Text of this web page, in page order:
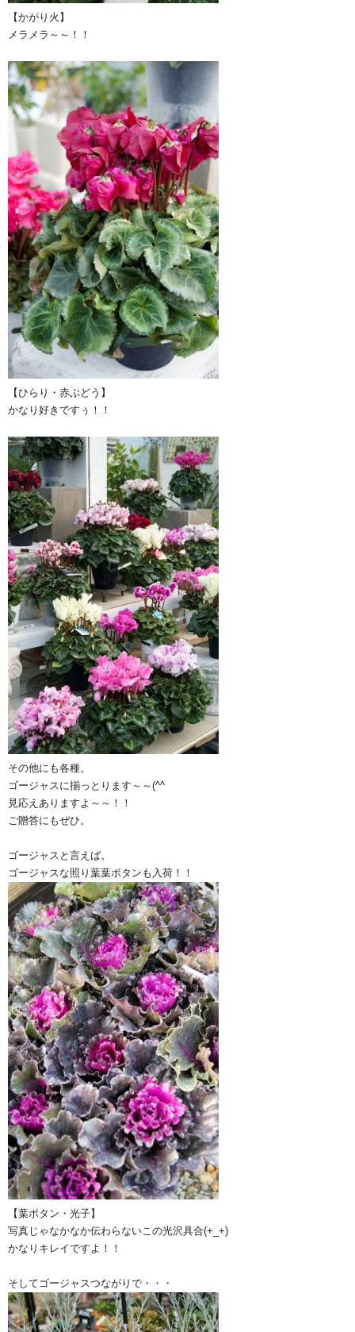
【かがり火】
メラメラ～～！！
【ひらり・赤ぶどう】
かなり好きですぅ！！
その他にも各種。
ゴージャスに揃っとります～～(^^ゞ
見応えありますよ～～！！
ご贈答にもぜひ。
ゴージャスと言えば。
ゴージャスな照り葉葉ボタンも入荷！！
【葉ボタン・光子】
写真じゃなかなか伝わらないこの光沢具合(+_+)
かなりキレイですよ！！
そしてゴージャスつながりで・・・